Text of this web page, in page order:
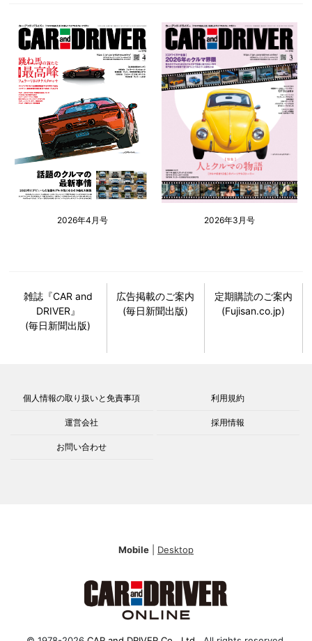
2026年4月号 2026年3月号
雑誌『CAR and
DRIVER』
(毎日新聞出版)
広告掲載のご案内
(毎日新聞出版)
定期購読のご案内
(Fujisan.co.jp)
個人情報の取り扱いと免責事項 利用規約
運営会社 採用情報
お問い合わせ
Mobile Desktop